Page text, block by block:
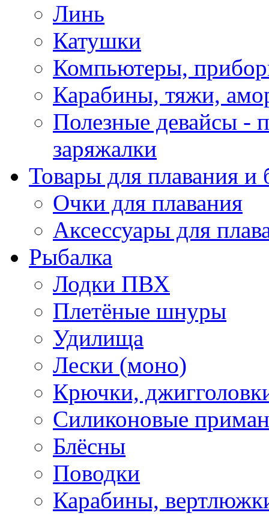
Линь
Катушки
Компьютеры,
Карабины, тяжи,
Полезные девайсы -
заряжалки
Товары для плавания и
Очки для плавания
Аксессуары для
Рыбалка
Лодки ПВХ
Плетёные шнуры
Удилища
Лески (моно)
Крючки,
Силиконовые
Блёсны
Поводки
Карабины,